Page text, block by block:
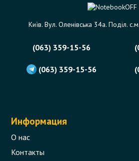
Київ. Вул. Оленівська 34а. Поділ.
(063) 359-15-56
(063) 359-15-56
Информация
О нас
Контакты